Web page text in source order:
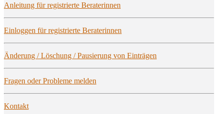
Anlei­tung für regis­trier­te Beraterinnen
Ein­log­gen für regis­trier­te Beraterinnen
Ände­rung / Löschung / Pau­sie­rung von Einträgen
Fra­gen oder Pro­ble­me melden
Kon­takt